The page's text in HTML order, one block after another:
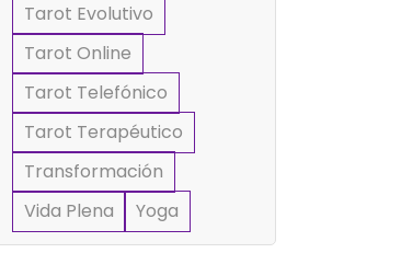
Tarot Evolutivo
Tarot Online
Tarot Telefónico
Tarot Terapéutico
Transformación
Vida Plena
Yoga